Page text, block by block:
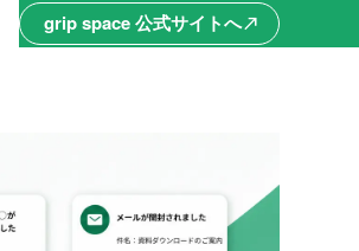
grip space 公式サイトへnorth_east